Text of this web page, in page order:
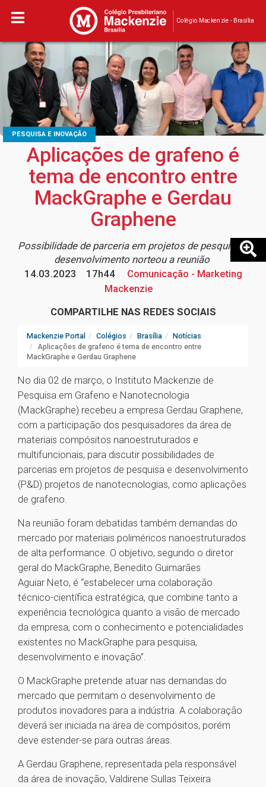
Colégio Mackenzie - Brasília
PESQUISA E INOVAÇÃO
Aplicações de grafeno é
tema de encontro entre
MackGraphe e Gerdau
Graphene
Possibilidade de parceria em projetos de pesquisa e
desenvolvimento norteou a reunião
14.03.2023
17h44
Comunicação - Marketing
Mackenzie
COMPARTILHE NAS REDES SOCIAIS
Mackenzie Portal Colégios Brasília
Notícias
Aplicações de grafeno é tema de encontro entre
MackGraphe e Gerdau Graphene
No dia 02 de março, o Instituto Mackenzie de
Pesquisa em Grafeno e Nanotecnologia
(MackGraphe) recebeu a empresa Gerdau Graphene,
com a participação dos pesquisadores da área de
materiais compósitos nanoestruturados e
multifuncionais, para discutir possibilidades de
parcerias em projetos de pesquisa e desenvolvimento
(P&D) projetos de nanotecnologias, como aplicações
de grafeno.
Na reunião foram debatidas também demandas do
mercado por materiais poliméricos nanoestruturados
de alta performance. O objetivo, segundo o diretor
geral do MackGraphe, Benedito Guimarães
Aguiar Neto, é “estabelecer uma colaboração
técnico-científica estratégica, que combine tanto a
experiência tecnológica quanto a visão de mercado
da empresa, com o conhecimento e potencialidades
existentes no MackGraphe para pesquisa,
desenvolvimento e inovação”.
O MackGraphe pretende atuar nas demandas do
mercado que permitam o desenvolvimento de
produtos inovadores para a indústria. A colaboração
deverá ser iniciada na área de compósitos, porém
deve estender-se para outras áreas.
A Gerdau Graphene, representada pela responsável
da área de inovação, Valdirene Sullas Teixeira